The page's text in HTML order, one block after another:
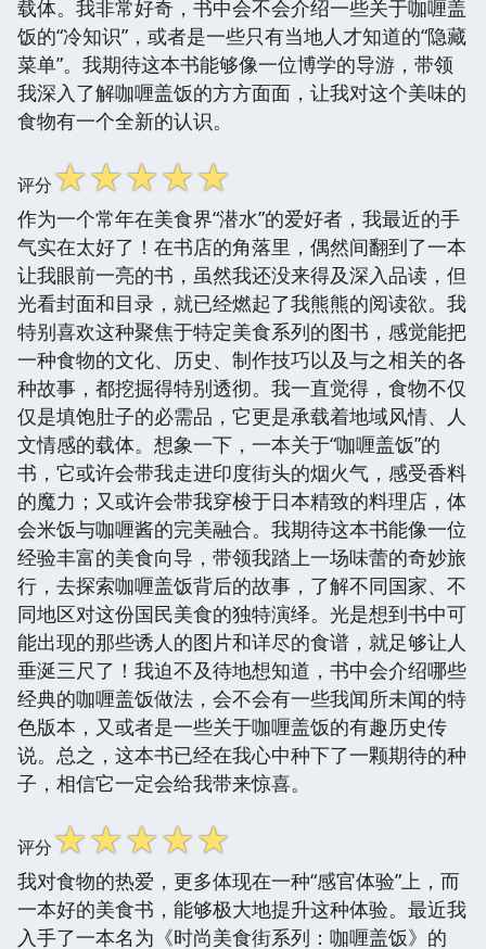
载体。我非常好奇，书中会不会介绍一些关于咖喱盖
饭的“冷知识”，或者是一些只有当地人才知道的“隐藏
菜单”。我期待这本书能够像一位博学的导游，带领
我深入了解咖喱盖饭的方方面面，让我对这个美味的
食物有一个全新的认识。
评分☆☆☆☆☆
作为一个常年在美食界“潜水”的爱好者，我最近的手
气实在太好了！在书店的角落里，偶然间翻到了一本
让我眼前一亮的书，虽然我还没来得及深入品读，但
光看封面和目录，就已经燃起了我熊熊的阅读欲。我
特别喜欢这种聚焦于特定美食系列的图书，感觉能把
一种食物的文化、历史、制作技巧以及与之相关的各
种故事，都挖掘得特别透彻。我一直觉得，食物不仅
仅是填饱肚子的必需品，它更是承载着地域风情、人
文情感的载体。想象一下，一本关于“咖喱盖饭”的
书，它或许会带我走进印度街头的烟火气，感受香料
的魔力；又或许会带我穿梭于日本精致的料理店，体
会米饭与咖喱酱的完美融合。我期待这本书能像一位
经验丰富的美食向导，带领我踏上一场味蕾的奇妙旅
行，去探索咖喱盖饭背后的故事，了解不同国家、不
同地区对这份国民美食的独特演绎。光是想到书中可
能出现的那些诱人的图片和详尽的食谱，就足够让人
垂涎三尺了！我迫不及待地想知道，书中会介绍哪些
经典的咖喱盖饭做法，会不会有一些我闻所未闻的特
色版本，又或者是一些关于咖喱盖饭的有趣历史传
说。总之，这本书已经在我心中种下了一颗期待的种
子，相信它一定会给我带来惊喜。
评分☆☆☆☆☆
我对食物的热爱，更多体现在一种“感官体验”上，而
一本好的美食书，能够极大地提升这种体验。最近我
入手了一本名为《时尚美食街系列：咖喱盖饭》的